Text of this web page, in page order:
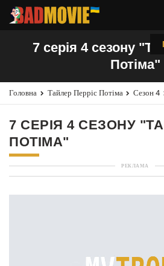
7 серія 4 сезону
Потіма"
Головна Тайлер Перріс Потіма Сезон 4
7 СЕРІЯ 4 СЕЗОНУ
ПОТІМА"
РЕКЛАМА